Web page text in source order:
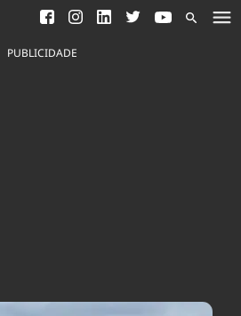
Saneamento
Indicadores
PUBLICIDADE